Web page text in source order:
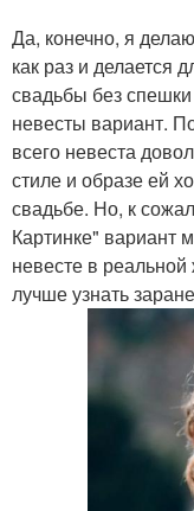
Да, конечно, я
как раз и делается
свадьбы без
невесты вариант.
всего невеста
стиле и образе ей
свадьбе. Но, к
Картинке" вариант
невесте в
лучше узнать